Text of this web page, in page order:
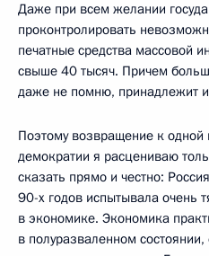
Даже при всем желании
проконтролировать
печатные средства массовой
свыше 40 тысяч. Причем
даже не помню, принадлежит
Поэтому возвращение к одной
демократии я расцениваю
сказать прямо и честно:
90-х годов испытывала очень
в экономике. Экономика
в полуразваленном